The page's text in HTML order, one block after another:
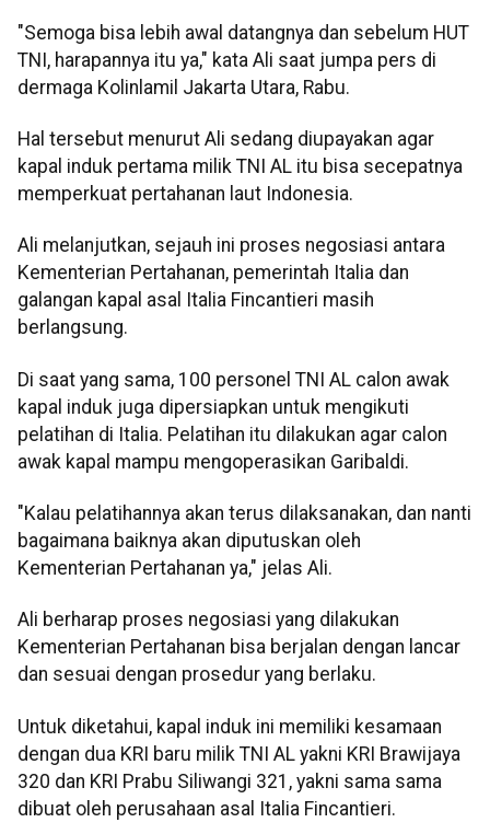
"Semoga bisa lebih awal datangnya dan sebelum HUT
TNI, harapannya itu ya," kata Ali saat jumpa pers di
dermaga Kolinlamil Jakarta Utara, Rabu.
Hal tersebut menurut Ali sedang diupayakan agar
kapal induk pertama milik TNI AL itu bisa secepatnya
memperkuat pertahanan laut Indonesia.
Ali melanjutkan, sejauh ini proses negosiasi antara
Kementerian Pertahanan, pemerintah Italia dan
galangan kapal asal Italia Fincantieri masih
berlangsung.
Di saat yang sama, 100 personel TNI AL calon awak
kapal induk juga dipersiapkan untuk mengikuti
pelatihan di Italia. Pelatihan itu dilakukan agar calon
awak kapal mampu mengoperasikan Garibaldi.
"Kalau pelatihannya akan terus dilaksanakan, dan nanti
bagaimana baiknya akan diputuskan oleh
Kementerian Pertahanan ya," jelas Ali.
Ali berharap proses negosiasi yang dilakukan
Kementerian Pertahanan bisa berjalan dengan lancar
dan sesuai dengan prosedur yang berlaku.
Untuk diketahui, kapal induk ini memiliki kesamaan
dengan dua KRI baru milik TNI AL yakni KRI Brawijaya
320 dan KRI Prabu Siliwangi 321, yakni sama sama
dibuat oleh perusahaan asal Italia Fincantieri.